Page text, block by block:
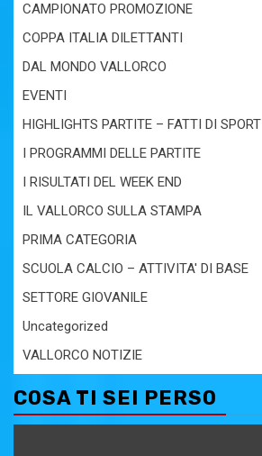
CAMPIONATO PROMOZIONE
COPPA ITALIA DILETTANTI
DAL MONDO VALLORCO
EVENTI
HIGHLIGHTS PARTITE – FATTI DI SPORT
I PROGRAMMI DELLE PARTITE
I RISULTATI DEL WEEK END
IL VALLORCO SULLA STAMPA
PRIMA CATEGORIA
SCUOLA CALCIO – ATTIVITA' DI BASE
SETTORE GIOVANILE
Uncategorized
VALLORCO NOTIZIE
COSA TI SEI PERSO